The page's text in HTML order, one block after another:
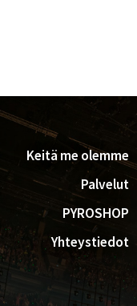
Keitä me olemme
Palvelut
PYROSHOP
Yhteystiedot